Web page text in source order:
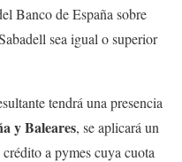
Banco de España sobre
sea igual o superior
tendrá una presencia
y Baleares, se aplicará un
a pymes cuya cuota